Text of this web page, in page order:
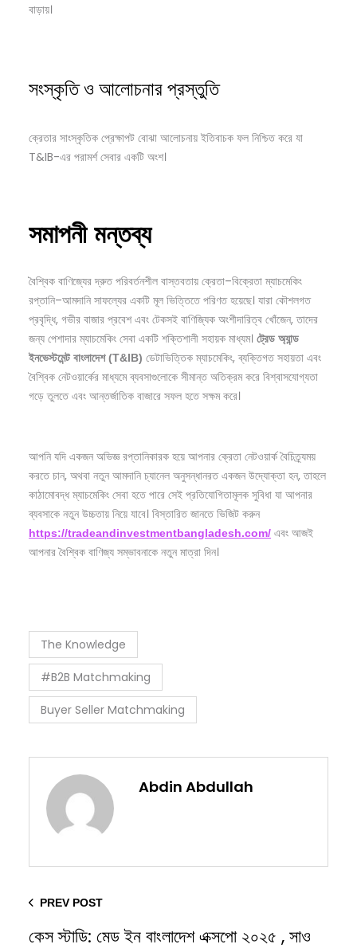
বাড়ায়।
সংস্কৃতি ও আলোচনার প্রস্তুতি
ক্রেতার সাংস্কৃতিক প্রেক্ষাপট বোঝা আলোচনায় ইতিবাচক ফল নিশ্চিত করে যা
T&IB-এর পরামর্শ সেবার একটি অংশ।
সমাপনী মন্তব্য
বৈশ্বিক বাণিজ্যের দ্রুত পরিবর্তনশীল বাস্তবতায় ক্রেতা–বিক্রেতা ম্যাচমেকিং
রপ্তানি–আমদানি সাফল্যের একটি মূল ভিত্তিতে পরিণত হয়েছে। যারা কৌশলগত
প্রবৃদ্ধি, গভীর বাজার প্রবেশ এবং টেকসই বাণিজ্যিক অংশীদারিত্ব খোঁজেন, তাদের
জন্য পেশাদার ম্যাচমেকিং সেবা একটি শক্তিশালী সহায়ক মাধ্যম। ট্রেড অ্যান্ড
ইনভেস্টমেন্ট বাংলাদেশ (T&IB) ডেটাভিত্তিক ম্যাচমেকিং, ব্যক্তিগত সহায়তা এবং
বৈশ্বিক নেটওয়ার্কের মাধ্যমে ব্যবসাগুলোকে সীমান্ত অতিক্রম করে বিশ্বাসযোগ্যতা
গড়ে তুলতে এবং আন্তর্জাতিক বাজারে সফল হতে সক্ষম করে।
আপনি যদি একজন অভিজ্ঞ রপ্তানিকারক হয়ে আপনার ক্রেতা নেটওয়ার্ক বৈচিত্র্যময়
করতে চান, অথবা নতুন আমদানি চ্যানেল অনুসন্ধানরত একজন উদ্যোক্তা হন, তাহলে
কাঠামোবদ্ধ ম্যাচমেকিং সেবা হতে পারে সেই প্রতিযোগিতামূলক সুবিধা যা আপনার
ব্যবসাকে নতুন উচ্চতায় নিয়ে যাবে। বিস্তারিত জানতে ভিজিট করুন
https://tradeandinvestmentbangladesh.com/ এবং আজই
আপনার বৈশ্বিক বাণিজ্য সম্ভাবনাকে নতুন মাত্রা দিন।
The Knowledge
#B2B Matchmaking
Buyer Seller Matchmaking
Abdin Abdullah
PREV POST
কেস স্টাডি: মেড ইন বাংলাদেশ এক্সপো ২০২৫ , সাও